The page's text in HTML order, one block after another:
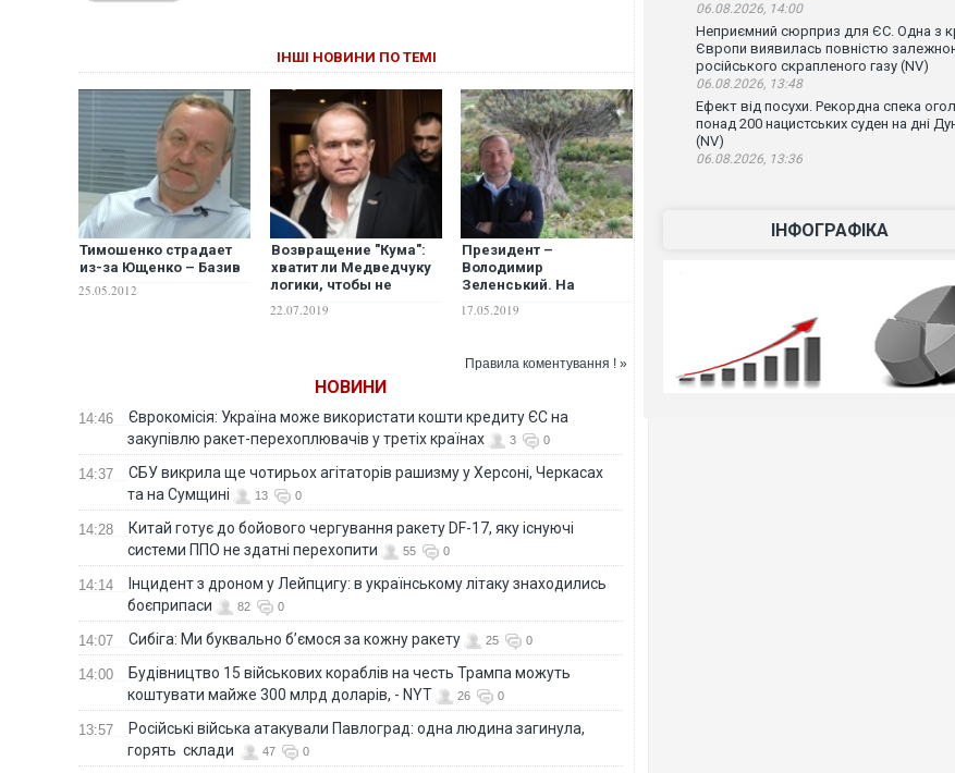
ІНШІ НОВИНИ ПО ТЕМІ
Тимошенко страдает
из-за Ющенко – Базив
25.05.2012
Возвращение "Кума":
хватит ли Медведчуку
логики, чтобы не
заметной должности
22.07.2019
Президент –
Володимир
Зеленський. На
обрання прем'єр-
17.05.2019
Правила коментування ! »
НОВИНИ
14:46
Єврокомісія: Україна може використати кошти кредиту ЄС на
закупівлю ракет-перехоплювачів у третіх країнах
3 0
14:37
СБУ викрила ще чотирьох агітаторів рашизму у Херсоні, Черкасах
та на Сумщині
13 0
14:28
Китай готує до бойового чергування ракету DF-17, яку існуючі
системи ППО не здатні перехопити
55 0
14:14
Інцидент з дроном у Лейпцигу: в українському літаку знаходились
боєприпаси
82 0
14:07 Сибіга: Ми буквально б’ємося за кожну ракету 25 0
14:00
Будівництво 15 військових кораблів на честь Трампа можуть
коштувати майже 300 млрд доларів, - NYT
26 0
13:57
Російські війська атакували Павлоград: одна людина загинула,
горять склади
47 0
06.08.2026, 14:00
Неприємний сюрприз для ЄС. Одна з
Європи виявилась повністю
російського скрапленого газу (NV)
06.08.2026, 13:48
Ефект від посухи. Рекордна спека
понад 200 нацистських суден на дні
(NV)
06.08.2026, 13:36
ІНФОГРАФІКА